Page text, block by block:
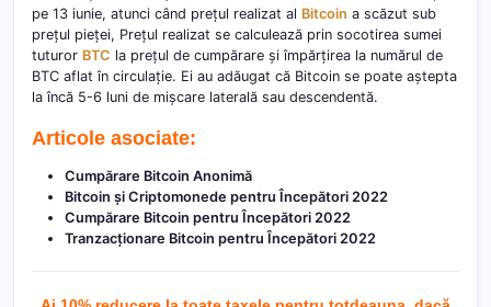
pe 13 iunie, atunci când prețul realizat al Bitcoin a scăzut sub
prețul pieței, Prețul realizat se calculează prin socotirea sumei
tuturor BTC la prețul de cumpărare și împărțirea la numărul de
BTC aflat în circulație. Ei au adăugat că Bitcoin se poate aștepta
la încă 5-6 luni de mișcare laterală sau descendentă.
Articole asociate:
Cumpărare Bitcoin Anonimă
Bitcoin și Criptomonede pentru Începători 2022
Cumpărare Bitcoin pentru Începători 2022
Tranzacționare Bitcoin pentru Începători 2022